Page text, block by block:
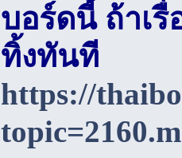
บอร์ดนี้ ถ้าเ
ทิ้งทันที
https://